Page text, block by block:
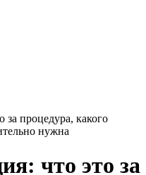
за процедура, какого
нужна
что это за